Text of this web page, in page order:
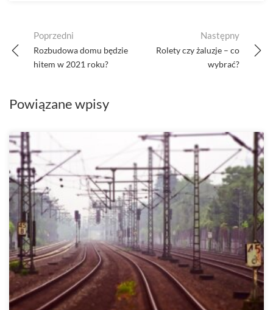
navigation
Poprzedni
Rozbudowa domu będzie
hitem w 2021 roku?
Następny
Rolety czy żaluzje – co
wybrać?
Powiązane wpisy